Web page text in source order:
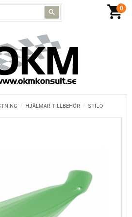
HJÄLMAR TILLBEHÖR STILO